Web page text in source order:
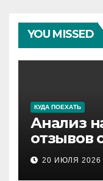
YOU MISSED
КУДА ПОЕХАТЬ
Анализ
отзывов
года
20 ИЮЛЯ 2026